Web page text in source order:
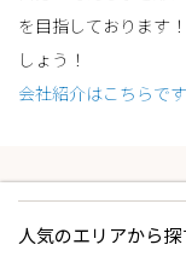
を目指しております
しょう！
会社紹介はこちらです
人気のエリアから探